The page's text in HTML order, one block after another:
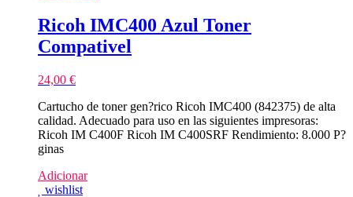
Ricoh IMC400 Azul Toner
Compativel
24,00 €
Cartucho de toner gen?rico Ricoh IMC400 (842375) de alta
calidad. Adecuado para uso en las siguientes impresoras:
Ricoh IM C400F Ricoh IM C400SRF Rendimiento: 8.000 P?
ginas
Adicionar
wishlist